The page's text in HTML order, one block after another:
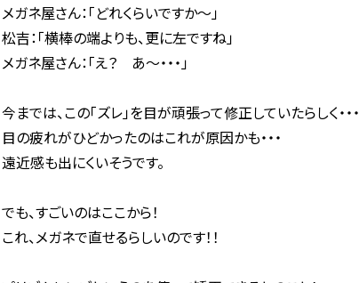
メガネ屋さん：「どれくらいですか～」
松吉：「横棒の端よりも、更に左ですね」
メガネ屋さん：「え？ あ～・・・」
今までは、この「ズレ」を目が頑張って修正していたらしく・・・
目の疲れがひどかったのはこれが原因かも・・・
遠近感も出にくいそうです。
でも、すごいのはここから！
これ、メガネで直せるらしいのです！！